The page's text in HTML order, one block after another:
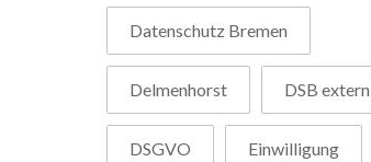
Datenschutz Bremen
Delmenhorst DSB extern
DSGVO Einwilligung